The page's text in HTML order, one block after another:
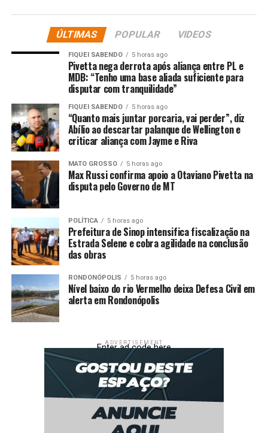
Comentários
RELATED TOPICS: ANA CAMINHONETE
CANTORA
DESTAQUE ENTRETENIMENTO MÃE
MIL
VENDA
UP NEXT
Eliezer compara foto de infância com a do filho Ravi e
diverte impressiona: ‘Iguais’
Banda Angra anuncia saída do vocalista Fabio Lione
após 13 anos: ‘Gratidão’
ÚLTIMAS POPULAR VIDEOS
FIQUEI SABENDO 5 horas ago
Pivetta nega derrota após aliança entre PL e
MDB: “Tenho uma base aliada suficiente para
disputar com tranquilidade”
FIQUEI SABENDO 5 horas ago
“Quanto mais juntar porcaria, vai perder”, diz
Abílio ao descartar palanque de Wellington e
criticar aliança com Jayme e Riva
MATO GROSSO 5 horas ago
Max Russi confirma apoio a Otaviano Pivetta na
disputa pelo Governo de MT
POLÍTICA 5 horas ago
Prefeitura de Sinop intensifica fiscalização na
Estrada Selene e cobra agilidade na conclusão
das obras
RONDONÓPOLIS 5 horas ago
Nível baixo do rio Vermelho deixa Defesa Civil em
alerta em Rondonópolis
ADVERTISEMENT
Enter ad code here